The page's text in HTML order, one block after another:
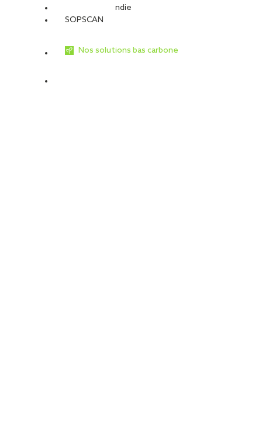
Sécurité Incendie
SOPSCAN
Nos solutions bas carbone